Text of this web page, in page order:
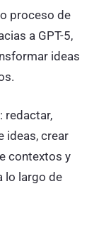
proceso de
a GPT-5,
ideas
redactar,
ideas, crear
contextos y
lo largo de